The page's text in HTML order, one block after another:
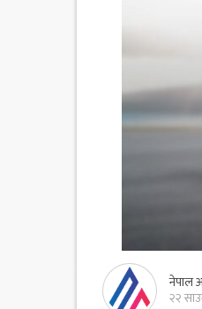
नेपाल
२२